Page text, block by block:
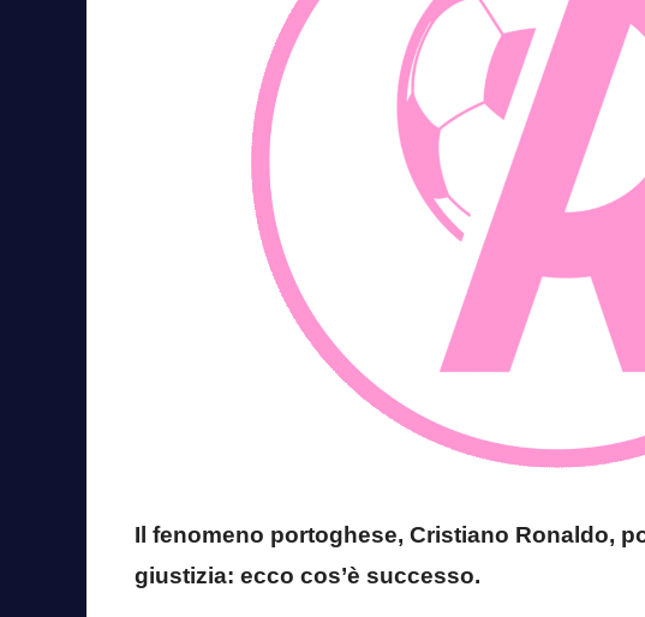
Il fenomeno portoghese, Cristiano Ronaldo,
giustizia: ecco cos’è successo.